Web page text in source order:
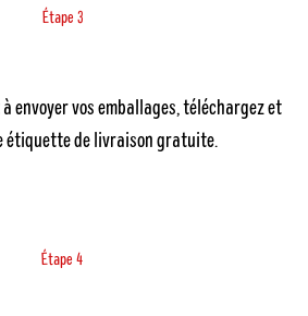
Étape 3
envoyer vos emballages, téléchargez et
étiquette de livraison gratuite.
Étape 4